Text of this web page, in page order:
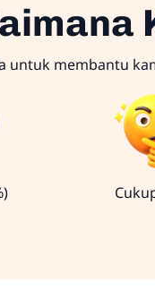
untuk membantu